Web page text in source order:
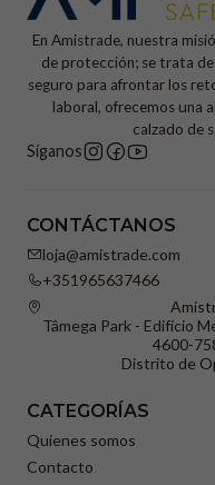
En Amistrade, nuestra
de protección; se trata
seguro para afrontar los
laboral, ofrecemos una
calzado de
Síganos
CONTÁCTANOS
loja@amistrade.com
+351965637466
Tâmega Park - Edifício
4600-
Distrito de
CATEGORÍAS
Quienes somos
Contacto